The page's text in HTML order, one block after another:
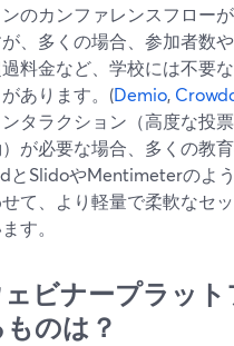
のカンファレンスフロー
、多くの場合、参加者数
料金など、学校には不要
あります。(Demio,
タラクション（高度な投
が必要な場合、多くの教
とSlidoやMentimeterのよ
て、より軽量で柔軟なセ
す。
ビナープラット
のは？